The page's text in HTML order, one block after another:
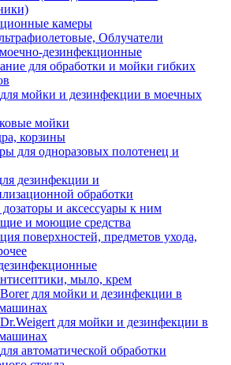
камеры
Облучатели
дезинфекционные
для обработки и мойки гибких
мойки и дезинфекции в моечных
мойки
корзины
для одноразовых полотенец и
дезинфекции и
обработки
и аксессуары к ним
и моющие средства
поверхностей, предметов ухода,
мыло, крем
для мойки и дезинфекции в
для мойки и дезинфекции в
автоматической обработки